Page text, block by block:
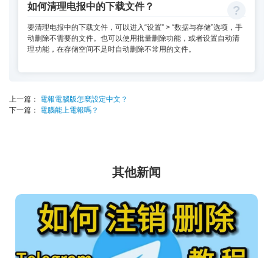
如何清理电报中的下载文件？
要清理电报中的下载文件，可以进入“设置” > “数据与存储”选项，手
动删除不需要的文件。也可以使用批量删除功能，或者设置自动清
理功能，在存储空间不足时自动删除不常用的文件。
上一篇：
電報電腦版怎麼設定中文？
下一篇：
電腦能上電報嗎？
其他新闻